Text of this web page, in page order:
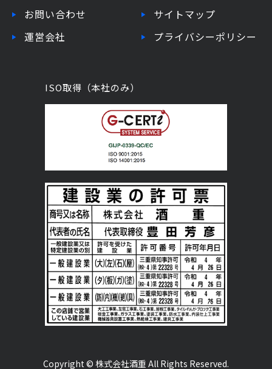
お問い合わせ
サイトマップ
運営会社
プライバシーポリシー
ISO取得（本社のみ）
Copyright © 株式会社酒重 All Rights Reserved.